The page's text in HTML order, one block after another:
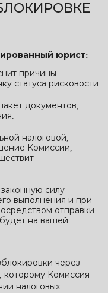
юрист:
причины
статуса рисковости.
документов,
налоговой,
Комиссии,
силу
выполнения и при
отправки
на вашей
через
Комиссия
налоговых